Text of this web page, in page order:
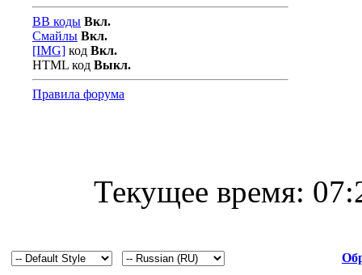
BB коды Вкл.
Смайлы Вкл.
[IMG] код Вкл.
HTML код Выкл.
Правила форума
Текущее время: